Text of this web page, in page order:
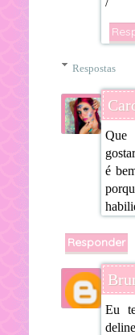
Respostas
Que
é
Responder
Eu